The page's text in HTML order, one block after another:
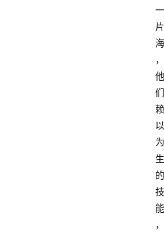
一
片
海
，
他
们
赖
以
为
生
的
技
能
，